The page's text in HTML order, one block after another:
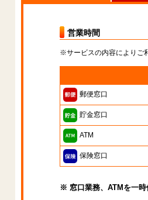
営業時間
※サービスの内容によりご
郵便窓口
貯金窓口
ATM
保険窓口
※ 窓口業務、ATMを一時